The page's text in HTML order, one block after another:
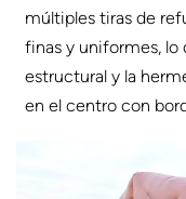
múltiples tiras de
finas y uniformes, lo
estructural y la
en el centro con